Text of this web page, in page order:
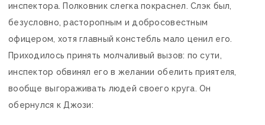
инспектора. Полковник слегка покраснел. Слэк был,
безусловно, расторопным и добросовестным
офицером, хотя главный констебль мало ценил его.
Приходилось принять молчаливый вызов: по сути,
инспектор обвинял его в желании обелить приятеля,
вообще выгораживать людей своего круга. Он
обернулся к Джози: